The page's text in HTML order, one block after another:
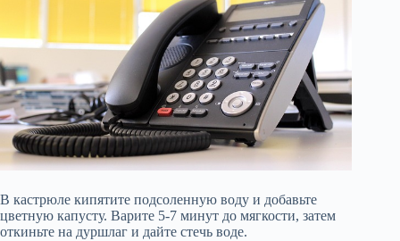
В кастрюле кипятите подсоленную воду и добавьте
цветную капусту. Варите 5-7 минут до мягкости, затем
откиньте на дуршлаг и дайте стечь воде.